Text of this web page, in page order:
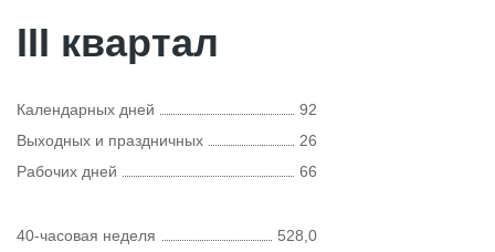
III квартал
Календарных дней
92
Выходных и праздничных
26
Рабочих дней
66
40-часовая неделя 528,0